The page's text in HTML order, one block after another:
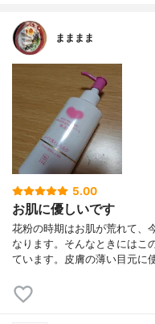
まままま
5.00
お肌に優しいです
花粉の時期はお肌が荒れて、
なります。そんなときにはこ
ています。皮膚の薄い目元に